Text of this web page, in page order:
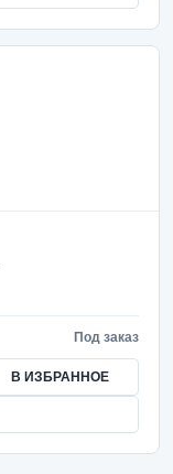
Под заказ
В ИЗБРАННОЕ